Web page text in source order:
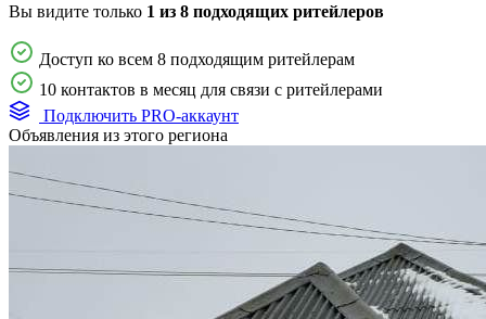
Вы видите только 1 из 8 подходящих ритейлеров
Доступ ко всем 8 подходящим ритейлерам
10 контактов в месяц для связи с ритейлерами
Подключить PRO-аккаунт
Объявления из этого региона